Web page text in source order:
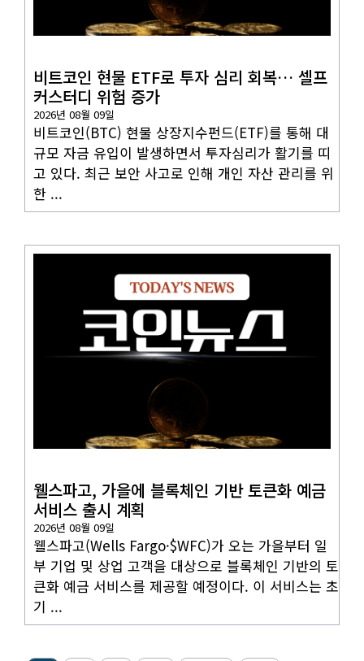
비트코인 현물 ETF로 투자 심리 회복… 셀프
커스터디 위험 증가
2026년 08월 09일
비트코인(BTC) 현물 상장지수펀드(ETF)를 통해 대
규모 자금 유입이 발생하면서 투자심리가 활기를 띠
고 있다. 최근 보안 사고로 인해 개인 자산 관리를 위
한 ...
웰스파고, 가을에 블록체인 기반 토큰화 예금
서비스 출시 계획
2026년 08월 09일
웰스파고(Wells Fargo·$WFC)가 오는 가을부터 일
부 기업 및 상업 고객을 대상으로 블록체인 기반의 토
큰화 예금 서비스를 제공할 예정이다. 이 서비스는 초
기 ...